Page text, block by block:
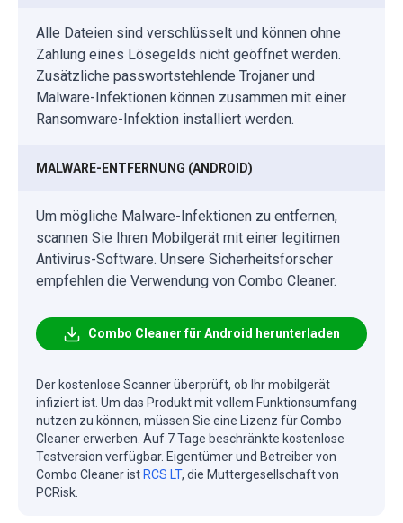
Alle Dateien sind verschlüsselt und können ohne
Zahlung eines Lösegelds nicht geöffnet werden.
Zusätzliche passwortstehlende Trojaner und
Malware-Infektionen können zusammen mit einer
Ransomware-Infektion installiert werden.
MALWARE-ENTFERNUNG (ANDROID)
Um mögliche Malware-Infektionen zu entfernen,
scannen Sie Ihren Mobilgerät mit einer legitimen
Antivirus-Software. Unsere Sicherheitsforscher
empfehlen die Verwendung von Combo Cleaner.
Combo Cleaner für Android herunterladen
Der kostenlose Scanner überprüft, ob Ihr mobilgerät
infiziert ist. Um das Produkt mit vollem Funktionsumfang
nutzen zu können, müssen Sie eine Lizenz für Combo
Cleaner erwerben. Auf 7 Tage beschränkte kostenlose
Testversion verfügbar. Eigentümer und Betreiber von
Combo Cleaner ist RCS LT, die Muttergesellschaft von
PCRisk.